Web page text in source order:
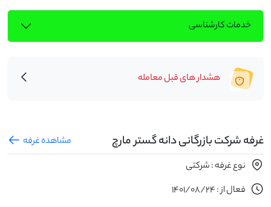
خدمات کارشناسی
هشدار های قبل معامله
غرفه شرکت بازرگانی دانه گستر مارچ
مشاهده غرفه
نوع غرفه : شرکتی
فعال از : 1401/08/24